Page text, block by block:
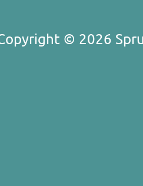
© 2026